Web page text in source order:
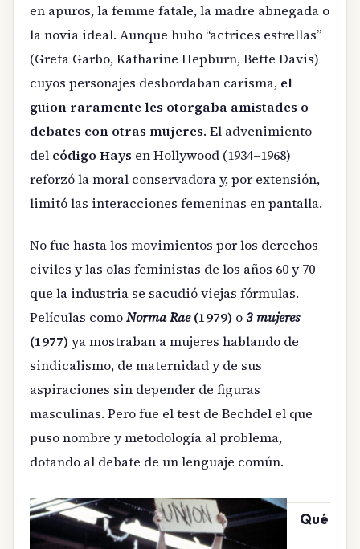
en apuros, la femme fatale, la madre abnegada o
la novia ideal. Aunque hubo “actrices estrellas”
(Greta Garbo, Katharine Hepburn, Bette Davis)
cuyos personajes desbordaban carisma, el
guion raramente les otorgaba amistades o
debates con otras mujeres. El advenimiento
del código Hays en Hollywood (1934–1968)
reforzó la moral conservadora y, por extensión,
limitó las interacciones femeninas en pantalla.
No fue hasta los movimientos por los derechos
civiles y las olas feministas de los años 60 y 70
que la industria se sacudió viejas fórmulas.
Películas comoNorma Rae(1979) o3 mujeres
(1977)ya mostraban a mujeres hablando de
sindicalismo, de maternidad y de sus
aspiraciones sin depender de figuras
masculinas. Pero fue el test de Bechdel el que
puso nombre y metodología al problema,
dotando al debate de un lenguaje común.
Qué